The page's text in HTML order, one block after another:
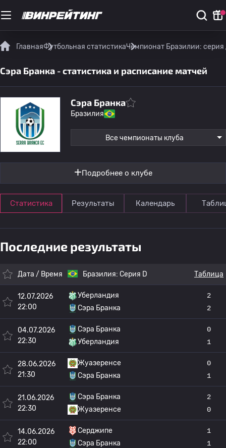
ГлавнаяФутбольная статистикаЧемпионат Бразилии: серия
Сэра Бранка - статистика и расписание матчей
Сэра Бранка
Бразилия
Все чемпионаты клуба
Подробнее о клубе
Статистика Результаты Календарь
Последние результаты
Дата / Время Бразилия: Серия D Таблица
12.07.2026
22:00
Уберландия
Сэра Бранка
2
2
04.07.2026
22:30
Сэра Бранка
Уберландия
0
1
28.06.2026
21:30
Жуазеренсе
Сэра Бранка
0
1
21.06.2026
22:30
Сэра Бранка
Жуазеренсе
2
0
14.06.2026
22:00
Серджипе
Сэра Бранка
1
1